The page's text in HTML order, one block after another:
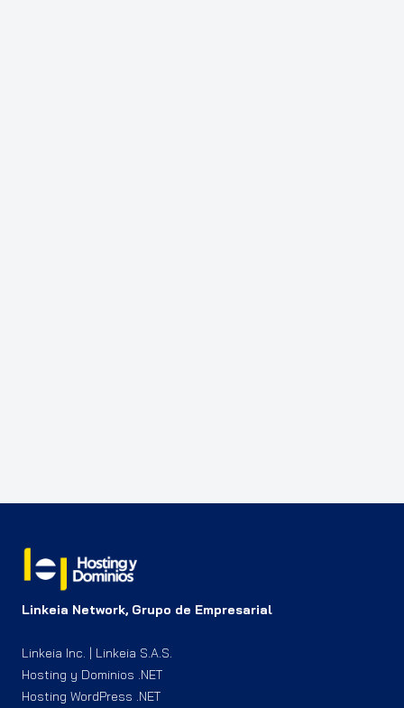
Linkeia Network, Grupo de Empresarial
Linkeia Inc. | Linkeia S.A.S.
Hosting y Dominios .NET
Hosting WordPress .NET